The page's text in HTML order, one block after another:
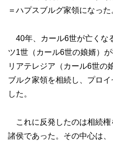
＝ハプスブルグ家領になった
40年、カール6世が亡くな
ツ1世（カール6世の娘婿）
リアテレジア（カール6世の
ブルク家領を相続し、プロ
した。
これに反発したのは相続権
諸侯であった。その中心は